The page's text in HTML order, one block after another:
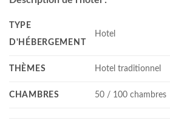
TYPE
D'HÉBERGEMENT
Hotel
THÈMES Hotel traditionnel
CHAMBRES 50 / 100 chambres